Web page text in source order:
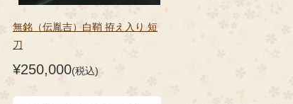
無銘（伝胤吉）白鞘 拵え入り 短
刀
¥250,000(税込)